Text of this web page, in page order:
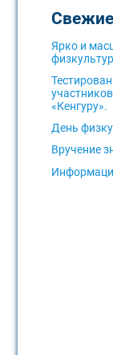
Ярко и
«Кенгуру».
День
Вручение